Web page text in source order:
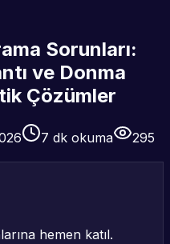
Sorunları:
ve Donma
Çözümler
7 dk okuma
295
hemen katıl.